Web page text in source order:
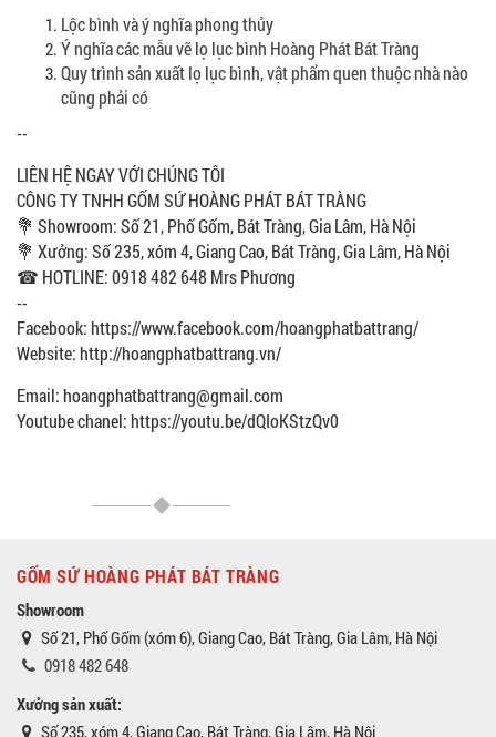
Lộc bình và ý nghĩa phong thủy
Ý nghĩa các mẫu vẽ lọ lục bình Hoàng Phát Bát Tràng
Quy trình sản xuất lọ lục bình, vật phẩm quen thuộc nhà nào
cũng phải có
--
LIÊN HỆ NGAY VỚI CHÚNG TÔI
CÔNG TY TNHH GỐM SỨ HOÀNG PHÁT BÁT TRÀNG
💐 Showroom: Số 21, Phố Gốm, Bát Tràng, Gia Lâm, Hà Nội
💐 Xưởng: Số 235, xóm 4, Giang Cao, Bát Tràng, Gia Lâm, Hà Nội
☎ HOTLINE: 0918 482 648 Mrs Phương
--
Facebook: https://www.facebook.com/hoangphatbattrang/
Website: http://hoangphatbattrang.vn/
Email: hoangphatbattrang@gmail.com
Youtube chanel: https://youtu.be/dQIoKStzQv0
GỐM SỨ HOÀNG PHÁT BÁT TRÀNG
Showroom
Số 21, Phố Gốm (xóm 6), Giang Cao, Bát Tràng, Gia Lâm, Hà Nội
0918 482 648
Xưởng sản xuất:
Số 235, xóm 4, Giang Cao, Bát Tràng, Gia Lâm, Hà Nội